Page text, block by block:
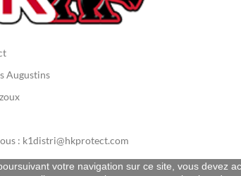
Augustins
: k1distri@hkprotect.com
votre navigation sur ce site, vous devez